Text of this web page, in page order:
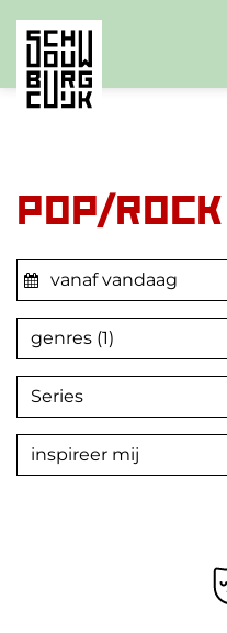
Pop/rock
genres (1)
Series
inspireer mij